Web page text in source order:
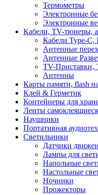
Термометры
Электронные
Электронные
Кабели, TV-тюнеры,
Кабели Type-
Антенные
Антенные
TV-Приставки,
Антенны
Карты памяти, flash
Клей & Герметик
Контейнеры для
Ленты
Наушники
Портативная
Светильники
Датчики
Лампы для
Напольные
Настольные
Ночники
Прожекторы